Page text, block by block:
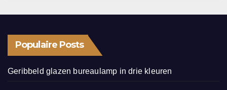
Populaire Posts
Geribbeld glazen bureaulamp in drie kleuren